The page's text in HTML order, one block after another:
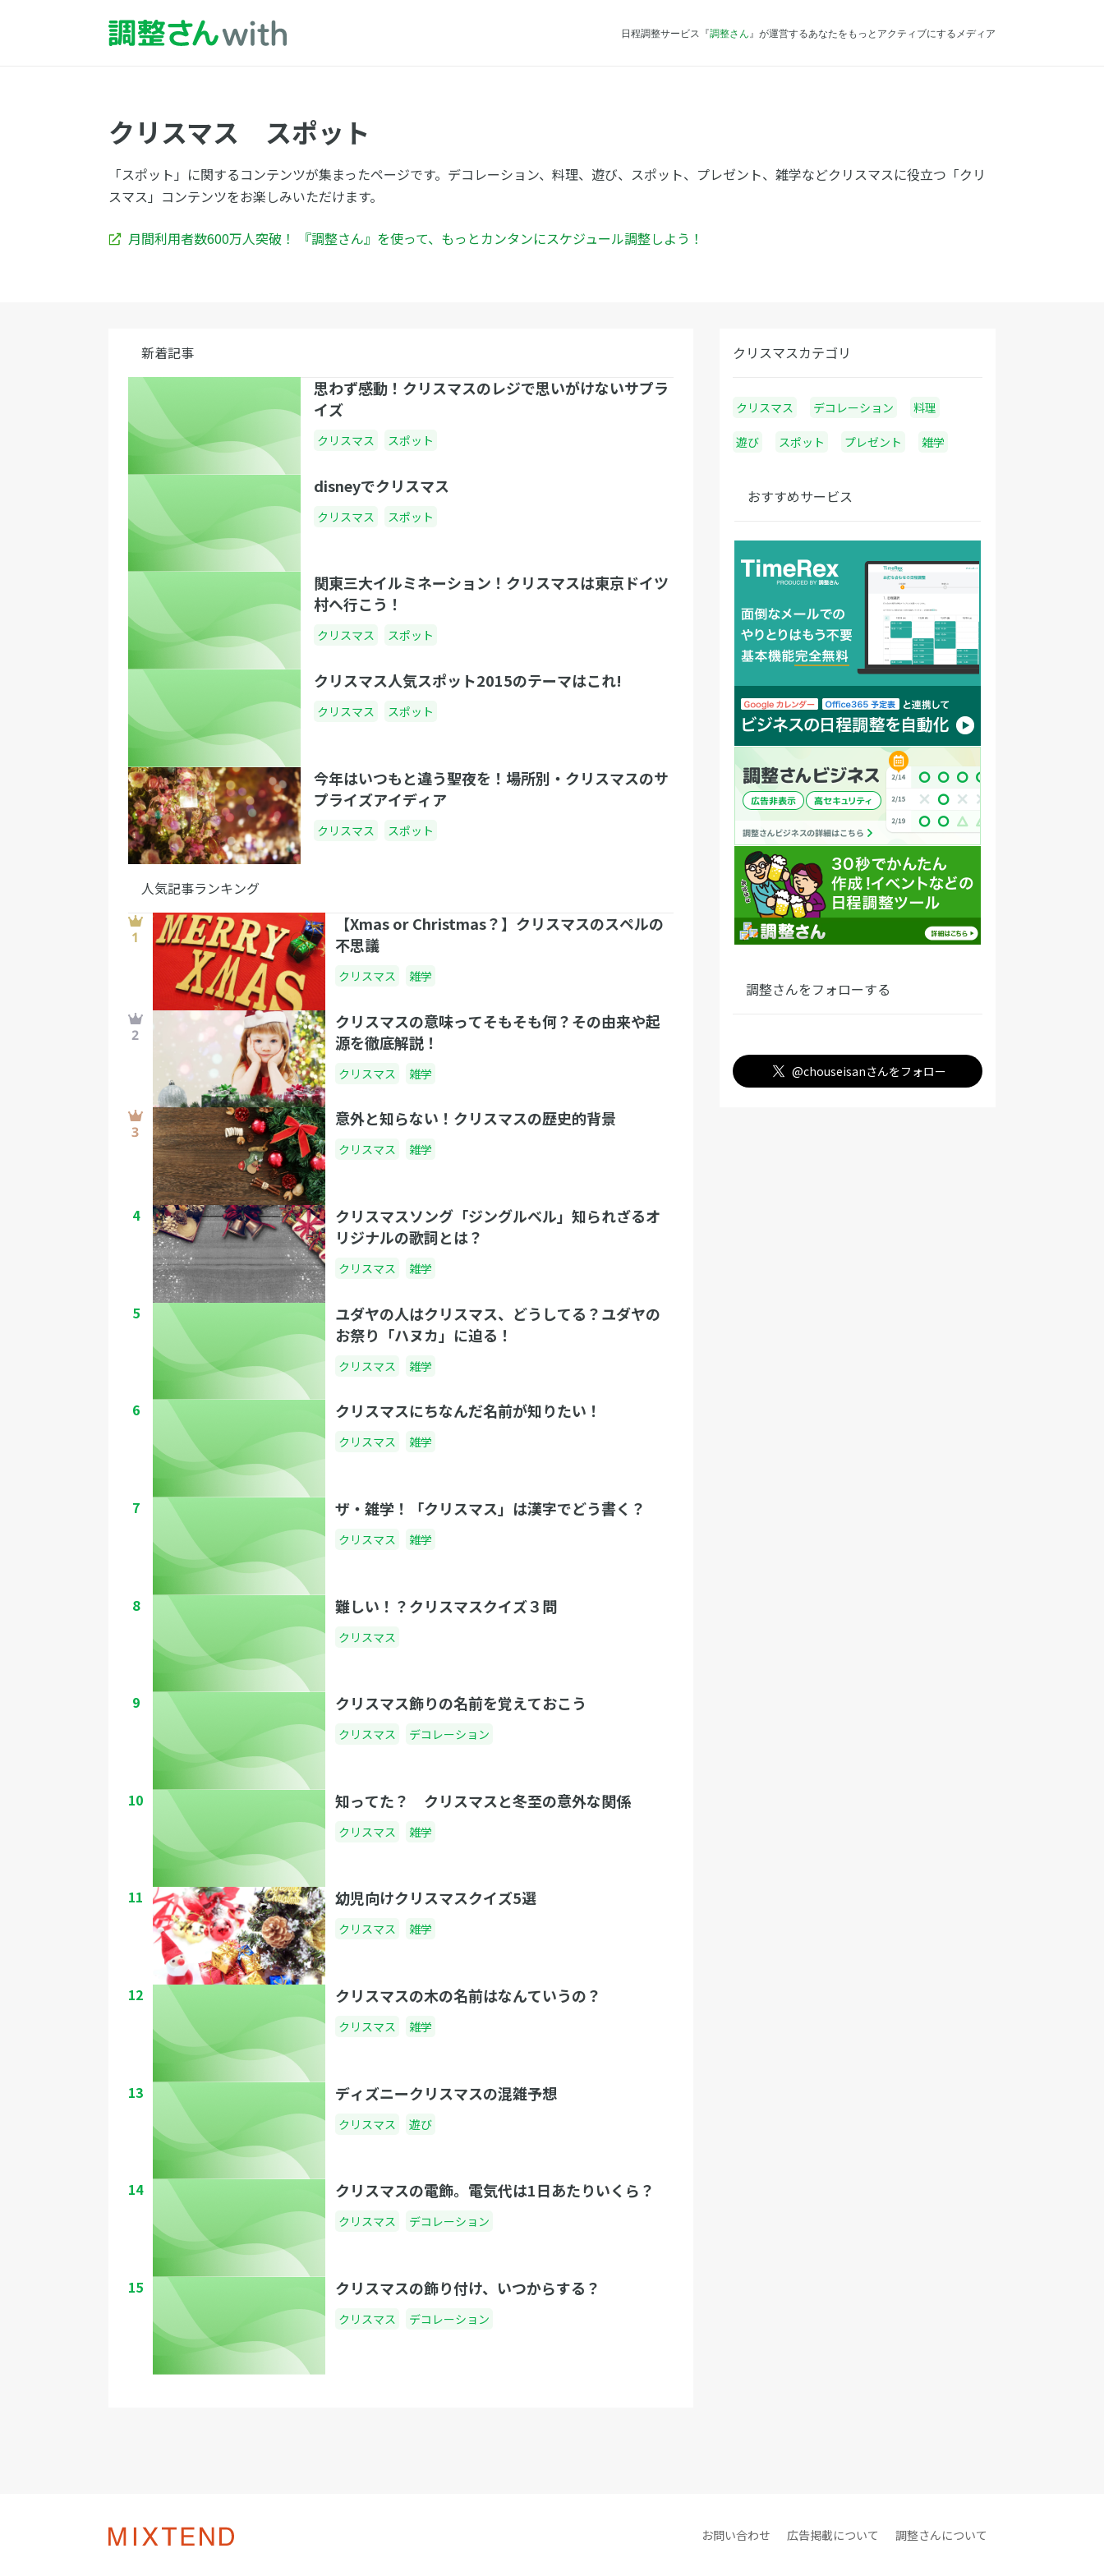
日程調整サービス『調整さん 』が運営するあなたをもっとアクティブにするメディア
クリスマス スポット
「スポット」に関するコンテンツが集まったページです。デコレーション、料理、遊び、スポット、プレゼント、雑学などクリスマスに役立つ「クリ
スマス」コンテンツをお楽しみいただけます。
月間利用者数600万人突破！ 『調整さん』を使って、もっとカンタンにスケジュール調整しよう！
新着記事
思わず感動！クリスマスのレジで思いがけないサプラ
イズ
クリスマス スポット
disneyでクリスマス
クリスマス スポット
関東三大イルミネーション！クリスマスは東京ドイツ
村へ行こう！
クリスマス スポット
クリスマス人気スポット2015のテーマはこれ!
クリスマス スポット
今年はいつもと違う聖夜を！場所別・クリスマスのサ
プライズアイディア
クリスマス スポット
人気記事ランキング
【Xmas or Christmas？】クリスマスのスペルの
不思議
クリスマス 雑学
クリスマスの意味ってそもそも何？その由来や起
源を徹底解説！
クリスマス 雑学
意外と知らない！クリスマスの歴史的背景
クリスマス 雑学
4
クリスマスソング「ジングルベル」知られざるオ
リジナルの歌詞とは？
クリスマス 雑学
5
ユダヤの人はクリスマス、どうしてる？ユダヤの
お祭り「ハヌカ」に迫る！
クリスマス 雑学
6 クリスマスにちなんだ名前が知りたい！
クリスマス 雑学
7 ザ・雑学！「クリスマス」は漢字でどう書く？
クリスマス 雑学
8 難しい！？クリスマスクイズ３問
クリスマス
9 クリスマス飾りの名前を覚えておこう
クリスマス デコレーション
10 知ってた？ クリスマスと冬至の意外な関係
クリスマス 雑学
11 幼児向けクリスマスクイズ5選
クリスマス 雑学
12 クリスマスの木の名前はなんていうの？
クリスマス 雑学
13 ディズニークリスマスの混雑予想
クリスマス 遊び
14 クリスマスの電飾。電気代は1日あたりいくら？
クリスマス デコレーション
15 クリスマスの飾り付け、いつからする？
クリスマス デコレーション
クリスマスカテゴリ
クリスマス デコレーション 料理
遊び スポット プレゼント 雑学
おすすめサービス
調整さんをフォローする
@chouseisanさんをフォロー
お問い合わせ 広告掲載について 調整さんについて